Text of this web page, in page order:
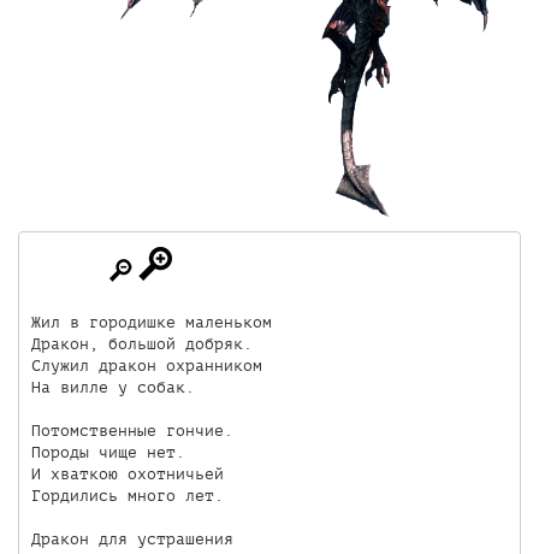
Жил в городишке маленьком
Дракон, большой добряк.
Служил дракон охранником
На вилле у собак.
Потомственные гончие.
Породы чище нет.
И хваткою охотничьей
Гордились много лет.
Дракон для устрашения